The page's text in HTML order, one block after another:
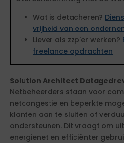
Wat is detacheren?
vrijheid van een
Liever als zzp'er werken?
freelance opdrachten
Solution Architect
Netbeheerders staan voor
netcongestie en beperkte
klanten aan te sluiten of
ondersteunen. Dit vraagt om
energienet en efficiënter